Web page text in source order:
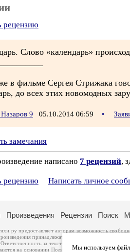
рецензию
Слово «календарь»
в фильме Сергея Стрижака
до всех этих новомодных
9 05.10.2014 06:59 •
замечания
написано 7 рецензий,
рецензию Написать личное
Мы используем
Произведения Рецензии Поиск
предоставляет авторам возможность
принадлежат авторам и охраняются
за тексты произведений авторы
на основании Политики обработки